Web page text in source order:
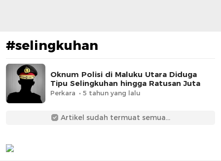
#selingkuhan
Oknum Polisi di Maluku Utara Diduga
Tipu Selingkuhan hingga Ratusan Juta
Perkara 5 tahun yang lalu
Artikel sudah termuat semua...